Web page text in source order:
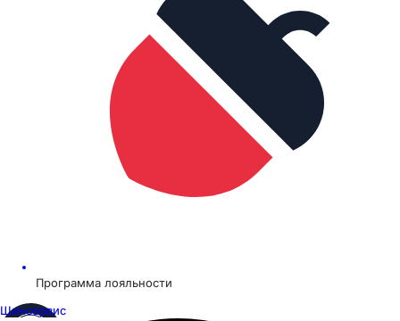
Программа лояльности
Шинсервис